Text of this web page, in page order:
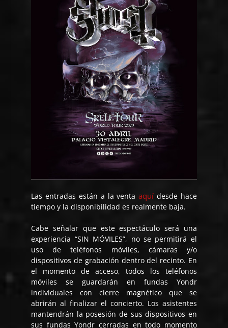
Las entradas están a la ventaaquí desde hace
tiempo y la disponibilidad es realmente baja.
Cabe señalar que este espectáculo será una
experiencia “SIN MÓVILES”, no se permitirá el
uso de teléfonos móviles, cámaras y/o
dispositivos de grabación dentro del recinto. En
el momento de acceso, todos los teléfonos
móviles se guardarán en fundas Yondr
individuales con cierre magnético que se
abrirán al finalizar el concierto. Los asistentes
mantendrán la posesión de sus dispositivos en
sus fundas Yondr cerradas en todo momento